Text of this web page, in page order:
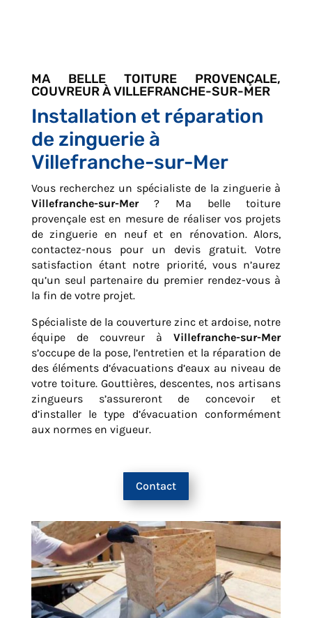
MA BELLE TOITURE PROVENÇALE,
COUVREUR À VILLEFRANCHE-SUR-MER
Installation et réparation
de zinguerie à
Villefranche-sur-Mer
Vous recherchez un spécialiste de la zinguerie à
Villefranche-sur-Mer? Ma belle toiture
provençale est en mesure de réaliser vos projets
de zinguerie en neuf et en rénovation. Alors,
contactez-nous pour un devis gratuit. Votre
satisfaction étant notre priorité, vous n’aurez
qu’un seul partenaire du premier rendez-vous à
la fin de votre projet.
Spécialiste de la couverture zinc et ardoise, notre
équipe de couvreur àVillefranche-sur-Mer
s’occupe de la pose, l’entretien et la réparation de
des éléments d’évacuations d’eaux au niveau de
votre toiture. Gouttières, descentes, nos artisans
zingueurs s’assureront de concevoir et
d’installer le type d’évacuation conformément
aux normes en vigueur.
Contact